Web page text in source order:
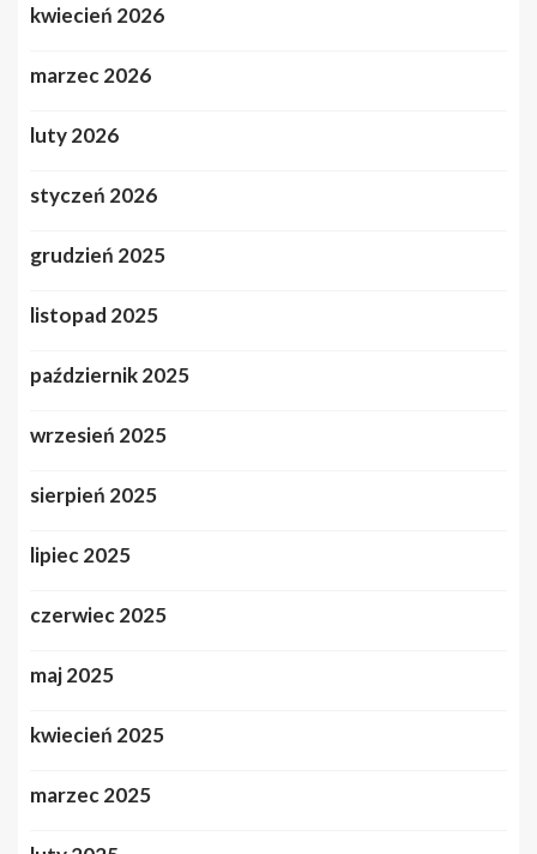
kwiecień 2026
marzec 2026
luty 2026
styczeń 2026
grudzień 2025
listopad 2025
październik 2025
wrzesień 2025
sierpień 2025
lipiec 2025
czerwiec 2025
maj 2025
kwiecień 2025
marzec 2025